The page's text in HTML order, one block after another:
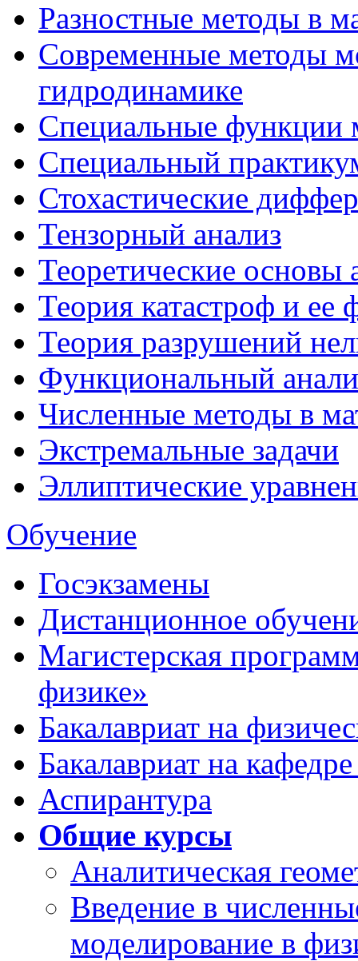
Разностные методы в
Современные методы
гидродинамике
Специальные функции
Специальный
Стохастические
Тензорный анализ
Теоретические
Теория катастроф и ее
Теория разрушений
Функциональный
Численные методы в
Экстремальные задачи
Эллиптические
Обучение
Госэкзамены
Дистанционное
Магистерская
физике»
Бакалавриат на
Бакалавриат на
Аспирантура
Общие курсы
Аналитическая
Введение в
моделирование в